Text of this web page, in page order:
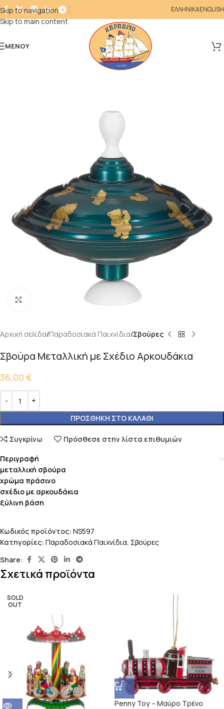
Skip to navigation
Skip to main content
ΕΛΛΗΝΙΚΑENGLISH
ΜΕΝΟΎ
Κάντε κλικ για μεγέθυνση
Αρχική σελίδα Παραδοσιακά Παιχνίδια Σβούρες
Σβούρα Μεταλλική με Σχέδιο Αρκουδάκια
36,00 €
ΠΡΟΣΘΉΚΗ ΣΤΟ ΚΑΛΆΘΙ
Συγκρίνω Πρόσθεσε στην λίστα επιθυμιών
Περιγραφή
μεταλλική σβούρα
χρώμα πράσινο
σχέδιο με αρκουδάκια
ξύλινη βάση
Κωδικός προϊόντος: NS597
Κατηγορίες: Παραδοσιακά Παιχνίδια, Σβούρες
Share:
Σχετικά προϊόντα
SOLD
OUT
Penny Toy – Μαύρο Τρένο